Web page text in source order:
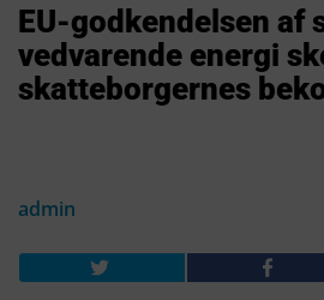
EU-godkendelsen af
vedvarende energi
skatteborgernes
admin